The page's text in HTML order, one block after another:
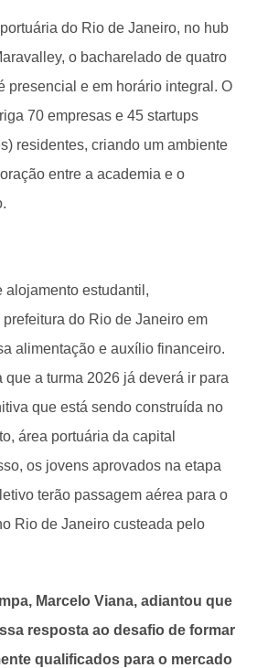
do Rio de Janeiro, no hub
o bacharelado de quatro
presencial e em horário integral. O
70 empresas e 45 startups
residentes, criando um ambiente
entre a academia e o
alojamento estudantil,
do Rio de Janeiro em
alimentação e auxílio financeiro.
que a turma 2026 já deverá ir para
que está sendo construída no
área portuária da capital
os jovens aprovados na etapa
terão passagem aérea para o
Rio de Janeiro custeada pelo
Marcelo Viana, adiantou que
resposta ao desafio de formar
qualificados para o mercado